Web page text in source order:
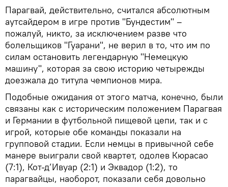
Парагвай, действительно, считался абсолютным
аутсайдером в игре против "Бундестим" –
пожалуй, никто, за исключением разве что
болельщиков "Гуарани", не верил в то, что им по
силам остановить легендарную "Немецкую
машину", которая за свою историю четырежды
доезжала до титула чемпионов мира.
Подобные ожидания от этого матча, конечно, были
связаны как с историческим положением Парагвая
и Германии в футбольной пищевой цепи, так и с
игрой, которые обе команды показали на
групповой стадии. Если немцы в привычной себе
манере выиграли свой квартет, одолев Кюрасао
(7:1), Кот-д’Ивуар (2:1) и Эквадор (1:2), то
парагвайцы, наоборот, показали себя довольно